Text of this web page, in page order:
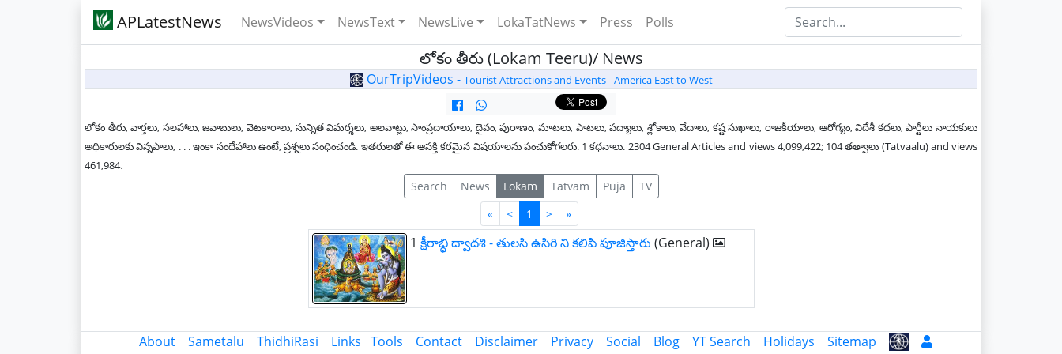
APLatestNews NewsVideos NewsText NewsLive LokaTatNews Press Polls
లోకం తీరు (Lokam Teeru)/ News
OurTripVideos - Tourist Attractions and Events - America East to West
లోకం తీరు, వార్తలు, సలహాలు, జవాబులు, వెటకారాలు, సున్నిత విమర్శలు, అలవాట్లు, సాంప్రదాయాలు, దైవం, పురాణం, మాటలు, పాటలు, పద్యాలు, శ్లోకాలు, వేదాలు, కష్ట సుఖాలు, రాజకీయాలు, ఆరోగ్యం, విదేశీ కధలు, పార్టీలు నాయకులు
అధికారులకు విన్నపాలు, . . . ఇంకా సందేహాలు ఉంటే, ప్రశ్నలు సంధించండి. ఇతరులతో ఈ ఆసక్తి కరమైన విషయాలను పంచుకోగలరు. 1 కధనాలు. 2304 General Articles and views 4,099,422; 104 తత్వాలు (Tatvaalu) and views
461,984.
Search News Lokam Tatvam Puja
TV
«First
< 1 > »Last
1 క్షీరాబ్ధి ద్వాదశి - తులసి ఉసిరి ని కలిపి పూజిస్తారు (General)
About Sametalu ThidhiRasi Links Tools Contact Disclaimer Privacy Social Blog YT Search Holidays Sitemap